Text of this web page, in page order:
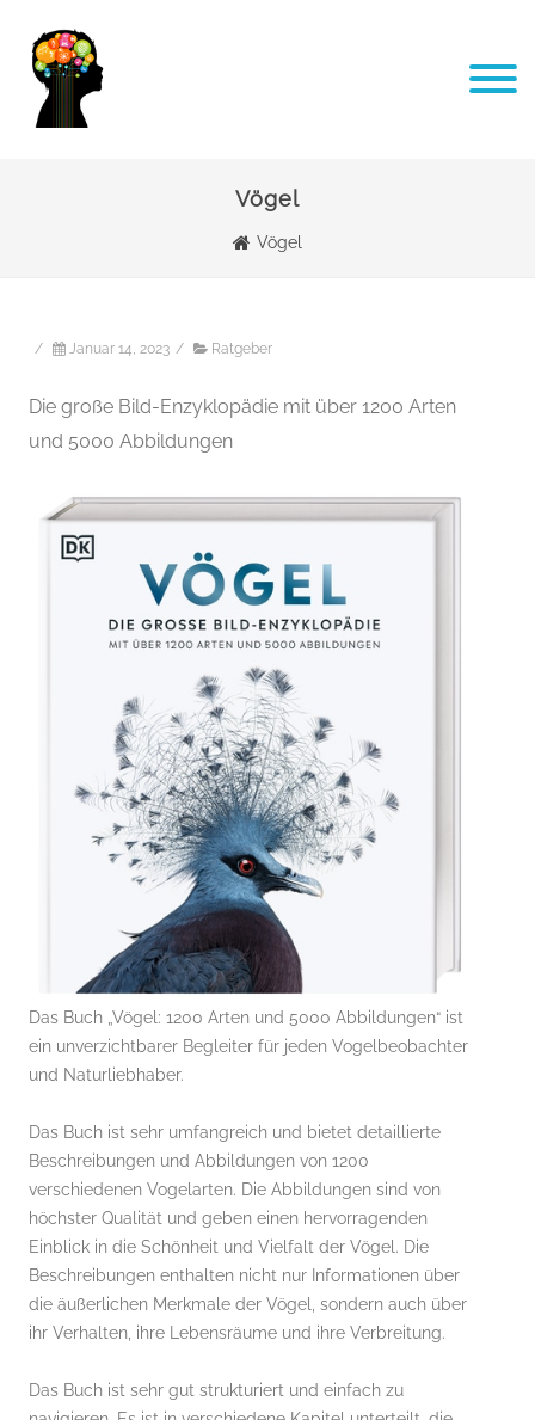
Vögel
Vögel
/ Januar 14, 2023 / Ratgeber
Die große Bild-Enzyklopädie mit über 1200 Arten
und 5000 Abbildungen
Das Buch „Vögel: 1200 Arten und 5000 Abbildungen“ ist
ein unverzichtbarer Begleiter für jeden Vogelbeobachter
und Naturliebhaber.
Das Buch ist sehr umfangreich und bietet detaillierte
Beschreibungen und Abbildungen von 1200
verschiedenen Vogelarten. Die Abbildungen sind von
höchster Qualität und geben einen hervorragenden
Einblick in die Schönheit und Vielfalt der Vögel. Die
Beschreibungen enthalten nicht nur Informationen über
die äußerlichen Merkmale der Vögel, sondern auch über
ihr Verhalten, ihre Lebensräume und ihre Verbreitung.
Das Buch ist sehr gut strukturiert und einfach zu